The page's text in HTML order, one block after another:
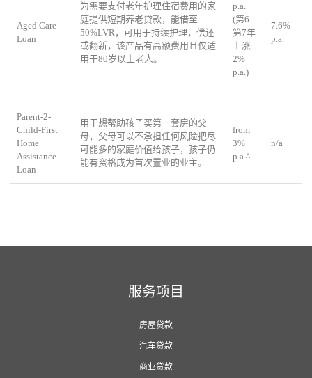
Aged Care
Loan
为需要支付老年护理住宿费用的家
庭提供短期养老贷款，能借至
50%LVR，可用于持续护理，偿还
或翻新，该产品有高额费用且仅适
用于80岁以上老人。
p.a.
(第6
第7年
上涨
2%
p.a.)
7.6%
p.a.
Parent-2-
Child-First
Home
Assistance
Loan
用于想帮助孩子买第一套房的父
母，父母可以不承担任何风险把尽
可能多的家庭价值给孩子，孩子仍
能有资格成为首次置业的业主。
from
3%
p.a.^
n/a
服务项目
房屋贷款
汽车贷款
商业贷款